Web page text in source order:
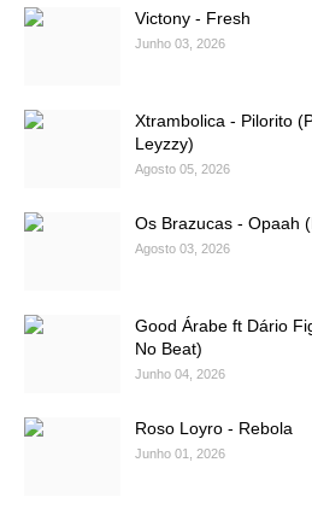
Victony - Fresh
Junho 03, 2026
Xtrambolica - Pilorito
Leyzzy)
Agosto 05, 2026
Os Brazucas - Opaah
Agosto 03, 2026
Good Árabe ft Dário
No Beat)
Junho 04, 2026
Roso Loyro - Rebola
Junho 01, 2026